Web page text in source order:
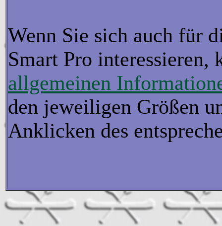
Wenn Sie sich auch für
Smart Pro
allgemeinen
den jeweiligen Größen
Anklicken des